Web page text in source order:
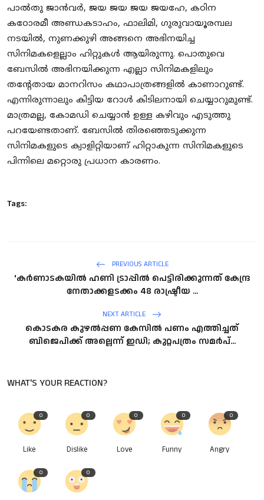
പാൽതു ജാൻവർ, ജയ ജയ ജയ ജയഹേ, കഠിന
കഠോരമീ അണ്ഡകടാഹം, ഫാലിമി, ഗുരുവായൂരമ്പല
നടയിൽ, നുണക്കുഴി അങ്ങനെ അഭിനയിച്ച
സിനിമകളെല്ലാം ഹിറ്റുകൾ ആയിരുന്നു. പൊതുവെ
ബേസിൽ അഭിനയിക്കുന്ന എല്ലാ സിനിമകളിലും
തന്റേതായ മാനറിസം കഥാപാത്രങ്ങളിൽ കാണാറുണ്ട്.
എന്നിരുന്നാലും കിട്ടിയ റോൾ കിടിലനായി ചെയ്യാറുമുണ്ട്.
മാത്രമല്ല, കോമഡി ചെയ്യാൻ ഉള്ള കഴിവും എടുത്തു
പറയേണ്ടതാണ്. ബേസിൽ തിരഞ്ഞെടുക്കുന്ന
സിനിമകളുടെ ക്വാളിറ്റിയാണ് ഹിറ്റാകുന്ന സിനിമകളുടെ
പിന്നിലെ മറ്റൊരു പ്രധാന കാരണം.
Tags:
PREVIOUS ARTICLE
'കർണാടകയിൽ ഹണി ട്രാപ്പില്‍ പെട്ടിരിക്കുന്നത് കേന്ദ്ര
നേതാക്കളടക്കം 48 രാഷ്ട്രീയ ...
NEXT ARTICLE
കൊടകര കുഴൽപ്പണ കേസിൽ പണം എത്തിച്ചത്
ബിജെപിക്ക് അല്ലെന്ന് ഇഡി; കുറ്റപത്രം സമര്‍പ്...
WHAT'S YOUR REACTION?
0
Like
0
Dislike
0
Love
0
Funny
0
Angry
0 0